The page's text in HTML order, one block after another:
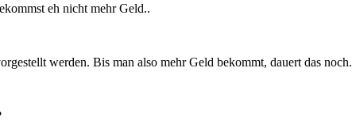
eh nicht mehr Geld..
werden. Bis man also mehr Geld bekommt, dauert das noch.